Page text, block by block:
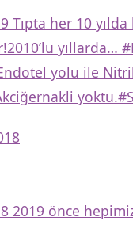
Tıpta her 10
yıllarda…
yolu ile
2019 önce